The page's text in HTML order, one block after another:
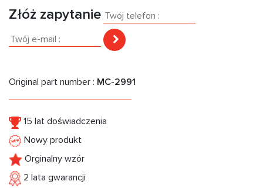
Złóż zapytanie
Original part number : MC-2991
15 lat doświadczenia
Nowy produkt
Orginalny wzór
2 lata gwarancji